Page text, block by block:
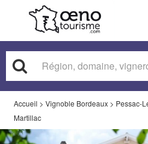
Accueil > Vignoble Bordeaux > Pessac-
Martillac